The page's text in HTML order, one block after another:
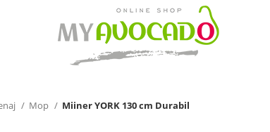
Mop Miiner YORK 130 cm Durabil